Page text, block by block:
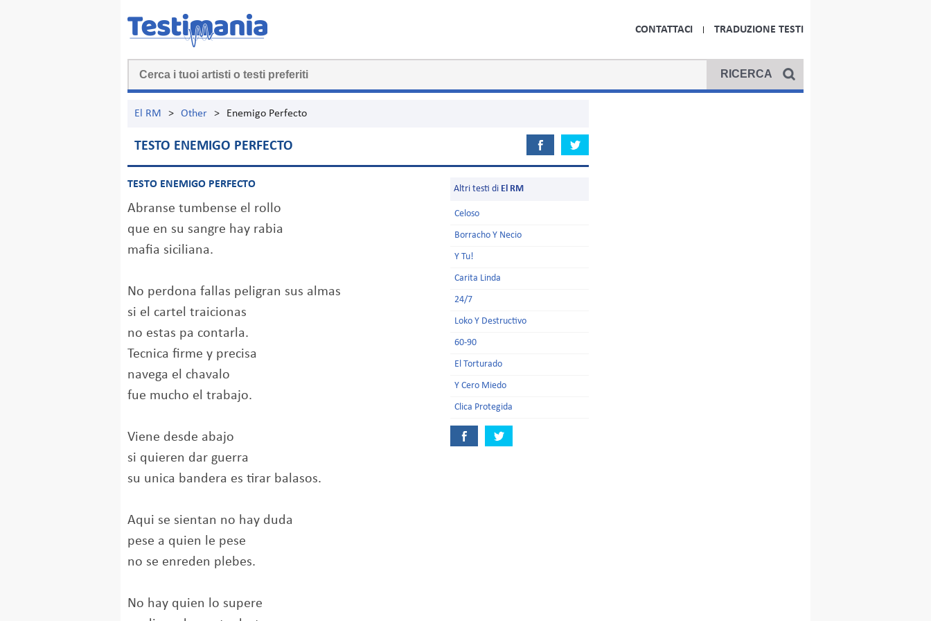
CONTATTACI TRADUZIONE TESTI
El RM > Other > Enemigo Perfecto
TESTO ENEMIGO PERFECTO
TESTO ENEMIGO PERFECTO
Abranse tumbense el rollo
que en su sangre hay rabia
mafia siciliana.
No perdona fallas peligran sus almas
si el cartel traicionas
no estas pa contarla.
Tecnica firme y precisa
navega el chavalo
fue mucho el trabajo.
Viene desde abajo
si quieren dar guerra
su unica bandera es tirar balasos.
Aqui se sientan no hay duda
pese a quien le pese
no se enreden plebes.
No hay quien lo supere
Altri testi di El RM
Celoso
Borracho Y Necio
Y Tu!
Carita Linda
24/7
Loko Y Destructivo
60-90
El Torturado
Y Cero Miedo
Clica Protegida